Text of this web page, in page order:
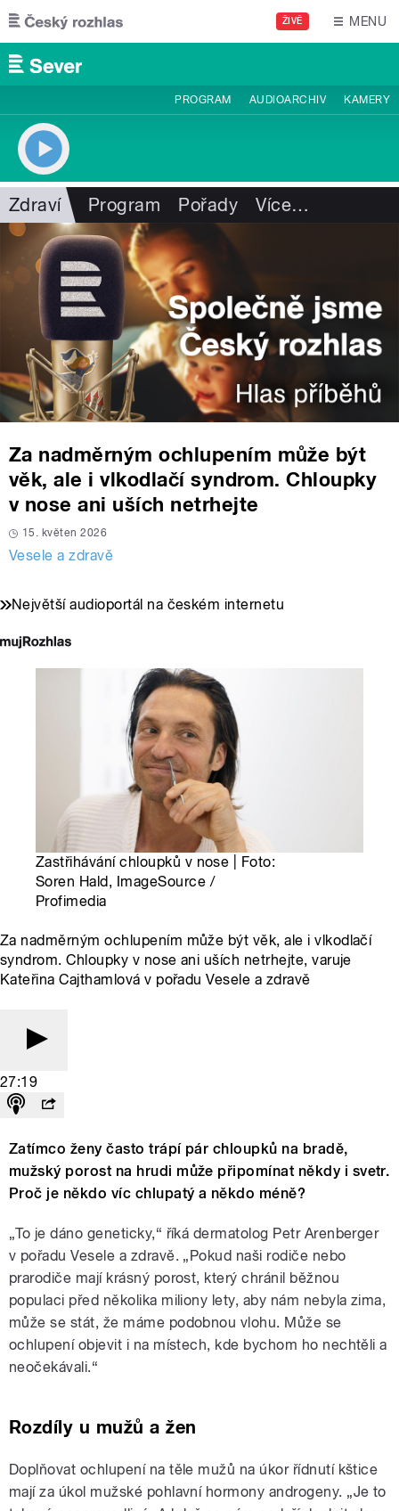
Přejít k hlavnímu obsahu
ŽIVĚ MENU
PROGRAM AUDIOARCHIV KAMERY
Zdraví Program Pořady Více…
Za nadměrným ochlupením může být
věk, ale i vlkodlačí syndrom. Chloupky
v nose ani uších netrhejte
15. květen 2026
Vesele a zdravě
Největší audioportál na českém internetu
Zastřihávání chloupků v nose | Foto:
Soren Hald, ImageSource /
Profimedia
Za nadměrným ochlupením může být věk, ale i vlkodlačí
syndrom. Chloupky v nose ani uších netrhejte, varuje
Kateřina Cajthamlová v pořadu Vesele a zdravě
27:19
Zatímco ženy často trápí pár chloupků na bradě,
mužský porost na hrudi může připomínat někdy i svetr.
Proč je někdo víc chlupatý a někdo méně?
„To je dáno geneticky,“ říká dermatolog Petr Arenberger
v pořadu Vesele a zdravě. „Pokud naši rodiče nebo
prarodiče mají krásný porost, který chránil běžnou
populaci před několika miliony lety, aby nám nebyla zima,
může se stát, že máme podobnou vlohu. Může se
ochlupení objevit i na místech, kde bychom ho nechtěli a
neočekávali.“
Rozdíly u mužů a žen
Doplňovat ochlupení na těle mužů na úkor řídnutí kštice
mají za úkol mužské pohlavní hormony androgeny. „Je to